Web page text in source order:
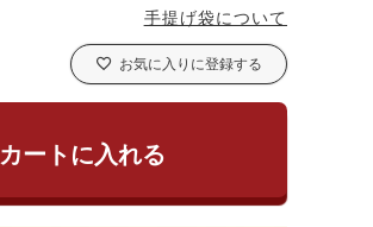
手提げ袋について
お気に入りに登録する
カートに入れる